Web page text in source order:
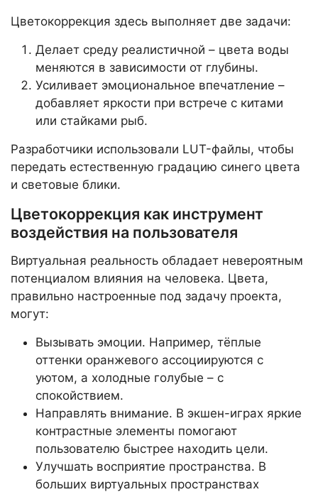
Цветокоррекция здесь выполняет две задачи:
Делает среду реалистичной – цвета воды
меняются в зависимости от глубины.
Усиливает эмоциональное впечатление –
добавляет яркости при встрече с китами
или стайками рыб.
Разработчики использовали LUT-файлы, чтобы
передать естественную градацию синего цвета
и световые блики.
Цветокоррекция как инструмент
воздействия на пользователя
Виртуальная реальность обладает невероятным
потенциалом влияния на человека. Цвета,
правильно настроенные под задачу проекта,
могут:
Вызывать эмоции. Например, тёплые
оттенки оранжевого ассоциируются с
уютом, а холодные голубые – с
спокойствием.
Направлять внимание. В экшен-играх яркие
контрастные элементы помогают
пользователю быстрее находить цели.
Улучшать восприятие пространства. В
больших виртуальных пространствах